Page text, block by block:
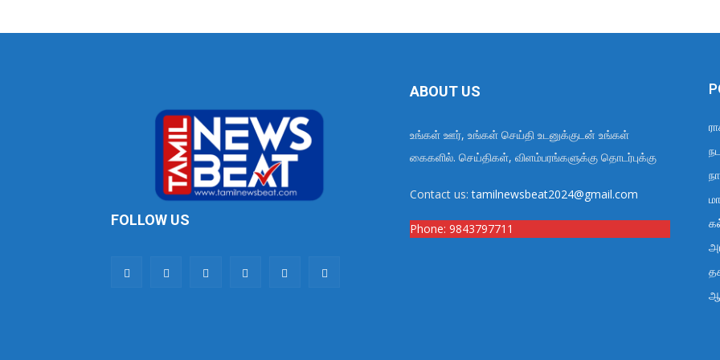
FOLLOW US
ABOUT US
உங்கள் ஊர், உங்கள் செய்தி உடனுக்குடன் உங்கள்
கைகளில். செய்திகள், விளம்பரங்களுக்கு தொடர்புக்கு
Contact us:tamilnewsbeat2024@gmail.com
Phone: 9843797711